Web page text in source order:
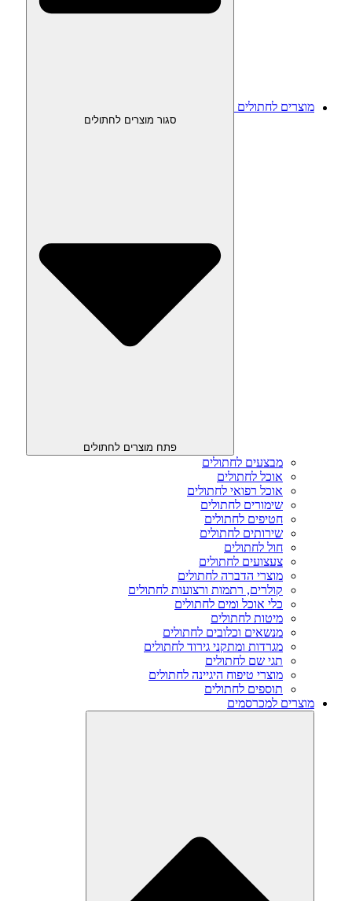
מוצרים לחתולים
סגור מוצרים לחתולים
פתח מוצרים לחתולים
מבצעים לחתולים
אוכל לחתולים
אוכל רפואי לחתולים
שימורים לחתולים
חטיפים לחתולים
שירותים לחתולים
חול לחתולים
צעצועים לחתולים
מוצרי הדברה לחתולים
קולרים, רתמות ורצועות לחתולים
כלי אוכל ומים לחתולים
מיטות לחתולים
מנשאים וכלובים לחתולים
מגרדות ומתקני גירוד לחתולים
תגי שם לחתולים
מוצרי טיפוח היגיינה לחתולים
תוספים לחתולים
מוצרים למכרסמים